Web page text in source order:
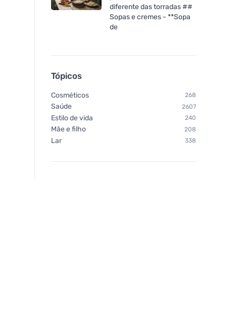
diferente das torradas ##
Sopas e cremes - **Sopa
de
Tópicos
Cosméticos 268
Saúde 2607
Estilo de vida 240
Mãe e filho 208
Lar 338